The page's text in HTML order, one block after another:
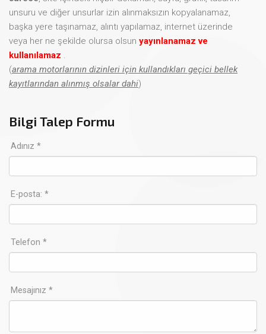
unsuru ve diğer unsurlar izin alınmaksızın kopyalanamaz,
başka yere taşınamaz, alıntı yapılamaz, internet üzerinde
veya her ne şekilde olursa olsun yayınlanamaz ve
kullanılamaz .
(arama motorlarının dizinleri için kullandıkları geçici bellek
kayıtlarından alınmış olsalar dahi)
Bilgi Talep Formu
Adınız *
E-posta: *
Telefon *
Mesajınız *